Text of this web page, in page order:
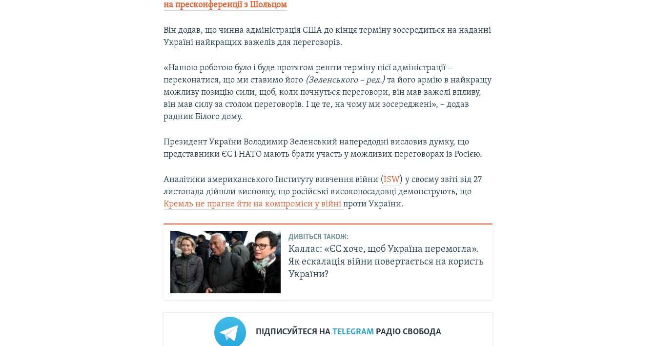
на пресконференції з Шольцом
Він додав, що чинна адміністрація США до кінця терміну зосередиться на наданні
Україні найкращих важелів для переговорів.
«Нашою роботою було і буде протягом решти терміну цієї адміністрації –
переконатися, що ми ставимо його (Зеленського – ред.)та його армію в найкращу
можливу позицію сили, щоб, коли почнуться переговори, він мав важелі впливу,
він мав силу за столом переговорів. І це те, на чому ми зосереджені», – додав
радник Білого дому.
Президент України Володимир Зеленський напередодні висловив думку, що
представники ЄС і НАТО мають брати участь у можливих переговорах із Росією.
Аналітики американського Інституту вивчення війни (ISW) у своєму звіті від 27
листопада дійшли висновку, що російські високопосадовці демонструють, що
Кремль не прагне йти на компроміси у війніпроти України.
ДИВІТЬСЯ ТАКОЖ:
Каллас: «ЄС хоче, щоб Україна перемогла».
Як ескалація війни повертається на користь
України?
ПІДПИСУЙТЕСЯ НАTELEGRAM РАДІО СВОБОДА